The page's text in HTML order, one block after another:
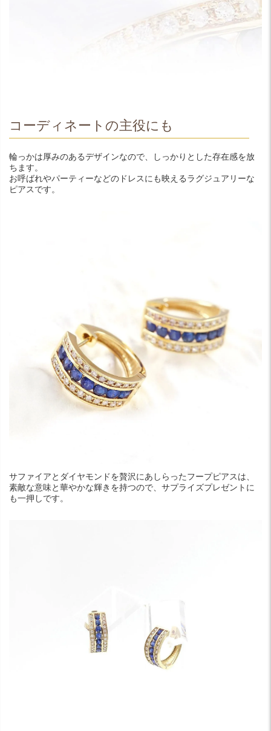
コーディネートの主役にも
輪っかは厚みのあるデザインなので、しっかりとした存在感を放
ちます。
お呼ばれやパーティーなどのドレスにも映えるラグジュアリーな
ピアスです。
サファイアとダイヤモンドを贅沢にあしらったフープピアスは、
素敵な意味と華やかな輝きを持つので、サプライズプレゼントに
も一押しです。